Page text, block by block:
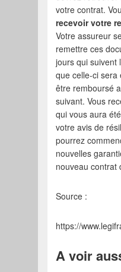
votre contrat.
recevoir votre
Votre assureur
remettre ces
jours qui suivent
que celle-ci sera
être remboursé
suivant. Vous
qui vous aura
votre avis de
pourrez
nouvelles
nouveau contrat
Source :
https://
A voir